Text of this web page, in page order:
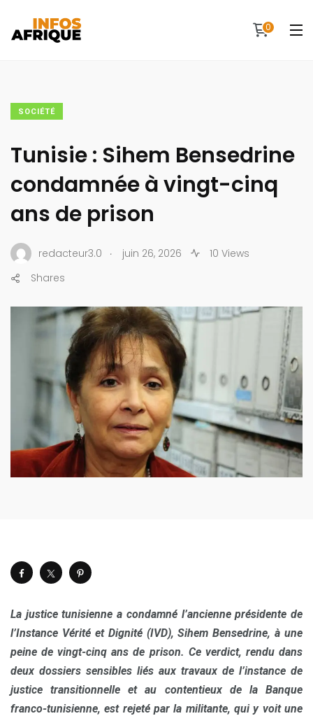
0
SOCIÉTÉ
Tunisie : Sihem Bensedrine
condamnée à vingt-cinq
ans de prison
redacteur3.0 . juin 26, 2026
10 Views
Shares
La justice tunisienne a condamné l’ancienne présidente de
l’Instance Vérité et Dignité (IVD), Sihem Bensedrine, à une
peine de vingt-cinq ans de prison. Ce verdict, rendu dans
deux dossiers sensibles liés aux travaux de l’instance de
justice transitionnelle et au contentieux de la Banque
franco-tunisienne, est rejeté par la militante, qui y voit une